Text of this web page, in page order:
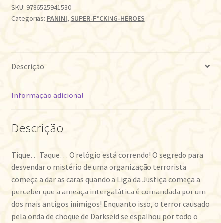
(2025)
03
SKU: 9786525941530
Categorias: PANINI, SUPER-F*CKING-HEROES
Descrição
Informação adicional
Descrição
Tique… Taque… O relógio está correndo! O segredo para
desvendar o mistério de uma organização terrorista
começa a dar as caras quando a Liga da Justiça começa a
perceber que a ameaça intergalática é comandada por um
dos mais antigos inimigos! Enquanto isso, o terror causado
pela onda de choque de Darkseid se espalhou por todo o